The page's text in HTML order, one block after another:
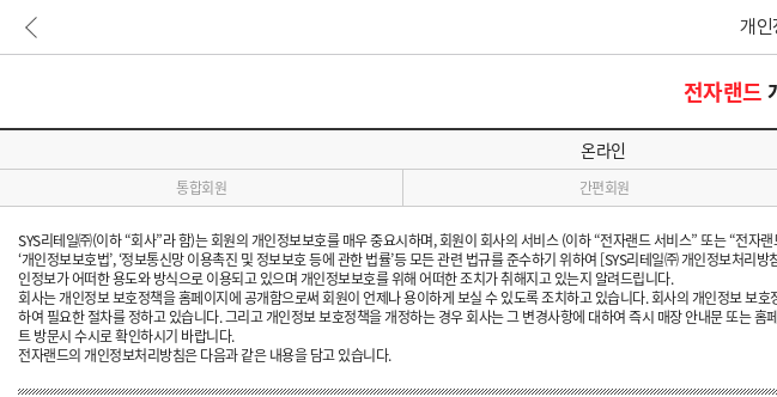
본
개인
전자랜드
온라인
통합회원 간편회원
SYS리테일㈜(이하 “회사”라 함)는 회원의 개인정보보호를 매우 중요시하며, 회원이 회사의 서비스 (이하 “전자랜드 서비스” 또는 “전
‘개인정보보호법’, ‘정보통신망 이용촉진 및 정보보호 등에 관한 법률’등 모든 관련 법규를 준수하기 위하여 [SYS리테일㈜ 개인정보
인정보가 어떠한 용도와 방식으로 이용되고 있으며 개인정보보호를 위해 어떠한 조치가 취해지고 있는지 알려드립니다.
회사는 개인정보 보호정책을 홈페이지에 공개함으로써 회원이 언제나 용이하게 보실 수 있도록 조치하고 있습니다. 회사의 개인정보
하여 필요한 절차를 정하고 있습니다. 그리고 개인정보 보호정책을 개정하는 경우 회사는 그 변경사항에 대하여 즉시 매장 안내문 또는
트 방문시 수시로 확인하시기 바랍니다.
전자랜드의 개인정보처리방침은 다음과 같은 내용을 담고 있습니다.